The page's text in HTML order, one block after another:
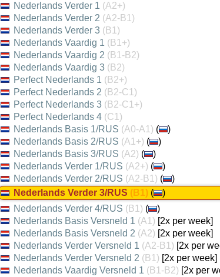
Nederlands Verder 1 (A2+)
Nederlands Verder 2 (A2-B1)
Nederlands Verder 3 (B1)
Nederlands Vaardig 1 (B1+)
Nederlands Vaardig 2 (B1-B2)
Nederlands Vaardig 3 (B2)
Perfect Nederlands 1 (B2+)
Perfect Nederlands 2 (B2-C1)
Perfect Nederlands 3 (B2-C1+)
Perfect Nederlands 4 (C1)
Nederlands Basis 1/RUS (A0-A1) (
)
Nederlands Basis 2/RUS (A1+) (
)
Nederlands Basis 3/RUS (A2) (
)
Nederlands Verder 1/RUS (A2+) (
)
Nederlands Verder 2/RUS (A2-B1) (
)
Nederlands Verder 3/RUS (B1) ( )
Nederlands Verder 4/RUS (B1) (
)
Nederlands Basis Versneld 1 (A1) [2x per week]
Nederlands Basis Versneld 2 (A2) [2x per week]
Nederlands Verder Versneld 1 (A2-B1) [2x per
Nederlands Verder Versneld 2 (B1) [2x per week]
Nederlands Vaardig Versneld 1 (B1-B2) [2x per